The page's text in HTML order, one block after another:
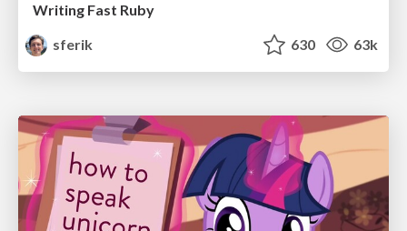
Writing Fast Ruby
sferik
630 63k